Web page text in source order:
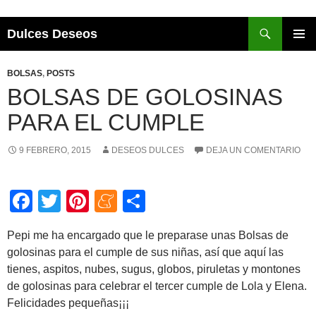
Dulces Deseos
CONTENIDO
BOLSAS, POSTS
BOLSAS DE GOLOSINAS
PARA EL CUMPLE
9 FEBRERO, 2015 DESEOS DULCES DEJA UN COMENTARIO
F
c
e
b
T
tt
er
Pi
er
e
st
M
n
e
a
m
p
ar
Pepi me ha encargado que le preparase unas Bolsas de
golosinas para el cumple de sus niñas, así que aquí las
tienes, aspitos, nubes, sugus, globos, piruletas y montones
de golosinas para celebrar el tercer cumple de Lola y Elena.
Felicidades pequeñas¡¡¡